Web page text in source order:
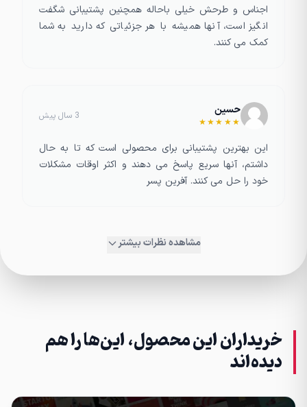
اجناس و طرحش خیلی باحاله همچنین پشتیبانی شگفت
انگیز است، آنها همیشه با هر جزئیاتی که دارید به شما
کمک می کنند.
حسین
★★★★★
3 سال پیش
این بهترین پشتیبانی برای محصولی است که تا به حال
داشتم، آنها سریع پاسخ می دهند و اکثر اوقات مشکلات
خود را حل می کنند. آفرین پسر
مشاهده نظرات بیشتر
خریداران این محصول، این‌ها را هم
دیده‌اند